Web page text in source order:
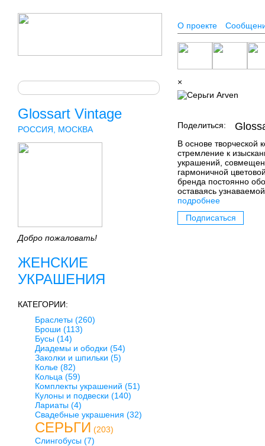
О проекте
Glossart Vintage
РОССИЯ, МОСКВА
Добро пожаловать!
ЖЕНСКИЕ
УКРАШЕНИЯ
КАТЕГОРИИ:
Браслеты (260)
Броши (113)
Бусы (14)
Диадемы и ободки (54)
Заколки и шпильки (5)
Колье (82)
Кольца (59)
Комплекты украшений (51)
Кулоны и подвески (140)
Лариаты (4)
Свадебные украшения (32)
СЕРЬГИ (203)
Слингобусы (7)
×
Поделиться:
В основе творческой
стремление к
украшений,
гармоничной
бренда постоянно
оставаясь
подробнее
Подписаться